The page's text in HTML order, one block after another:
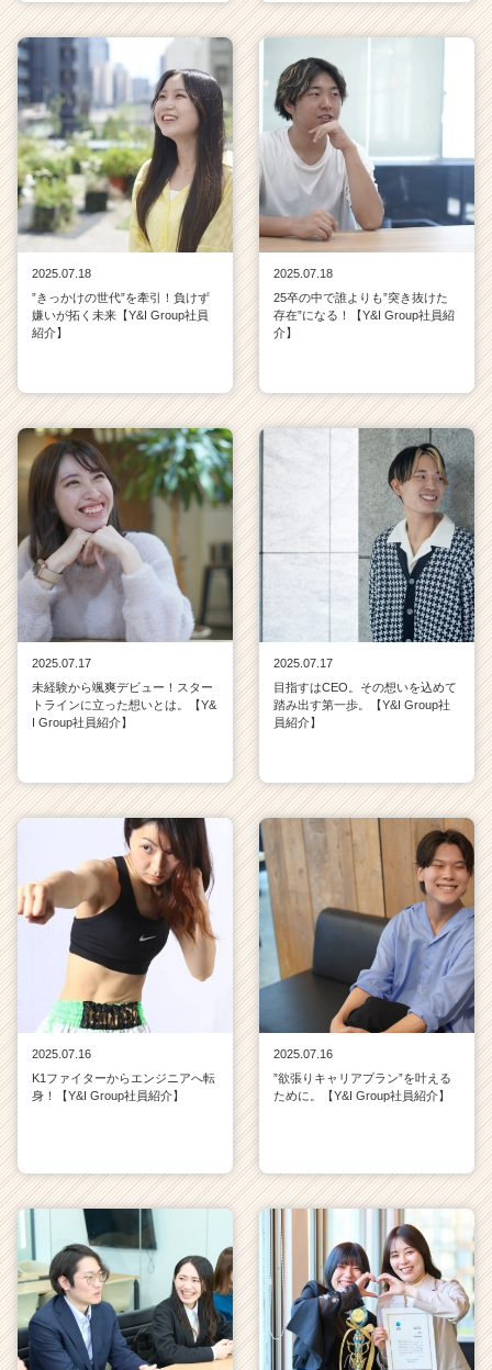
2025.07.18
”きっかけの世代”を牽引！負けず
嫌いが拓く未来【Y&I Group社員
紹介】
2025.07.18
25卒の中で誰よりも”突き抜けた
存在”になる！【Y&I Group社員紹
介】
2025.07.17
未経験から颯爽デビュー！スター
トラインに立った想いとは。【Y&
I Group社員紹介】
2025.07.17
目指すはCEO。その想いを込めて
踏み出す第一歩。【Y&I Group社
員紹介】
2025.07.16
K1ファイターからエンジニアへ転
身！【Y&I Group社員紹介】
2025.07.16
”欲張りキャリアプラン”を叶える
ために。【Y&I Group社員紹介】